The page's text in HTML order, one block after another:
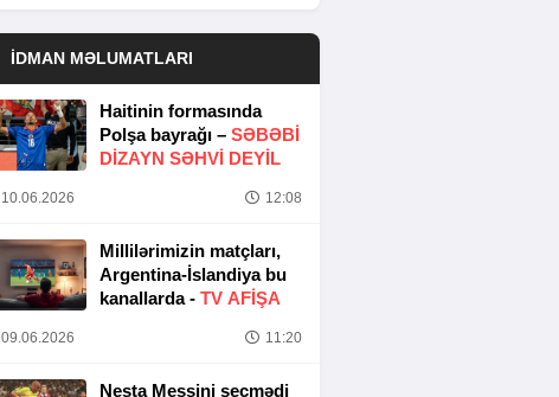
İDMAN MƏLUMATLARI
Haitinin formasında
Polşa bayrağı – SƏBƏBI
DIZAYN SƏHVI DEYIL
10.06.2026 12:08
Millilərimizin matçları,
Argentina-İslandiya bu
kanallarda - TV AFİŞA
09.06.2026 11:20
Nesta Messini seçmədi